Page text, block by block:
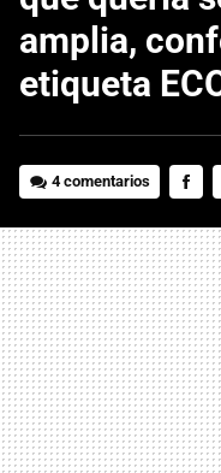
amplia,
etiqueta
4 comentarios